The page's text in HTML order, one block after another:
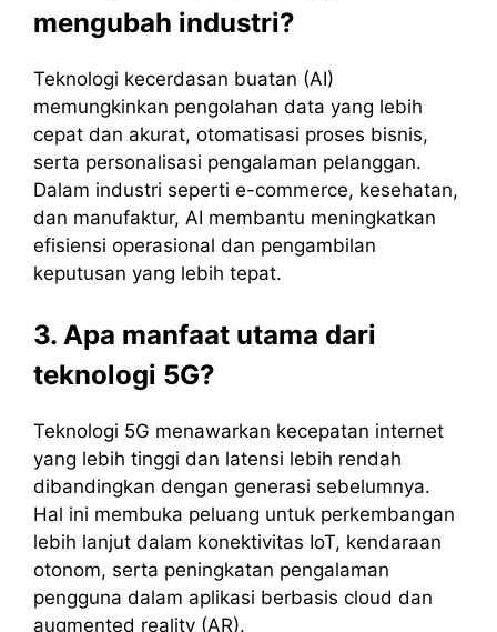
mengubah industri?
Teknologi kecerdasan buatan (AI)
memungkinkan pengolahan data yang lebih
cepat dan akurat, otomatisasi proses bisnis,
serta personalisasi pengalaman pelanggan.
Dalam industri seperti e-commerce, kesehatan,
dan manufaktur, AI membantu meningkatkan
efisiensi operasional dan pengambilan
keputusan yang lebih tepat.
3. Apa manfaat utama dari
teknologi 5G?
Teknologi 5G menawarkan kecepatan internet
yang lebih tinggi dan latensi lebih rendah
dibandingkan dengan generasi sebelumnya.
Hal ini membuka peluang untuk perkembangan
lebih lanjut dalam konektivitas IoT, kendaraan
otonom, serta peningkatan pengalaman
pengguna dalam aplikasi berbasis cloud dan
augmented reality (AR).